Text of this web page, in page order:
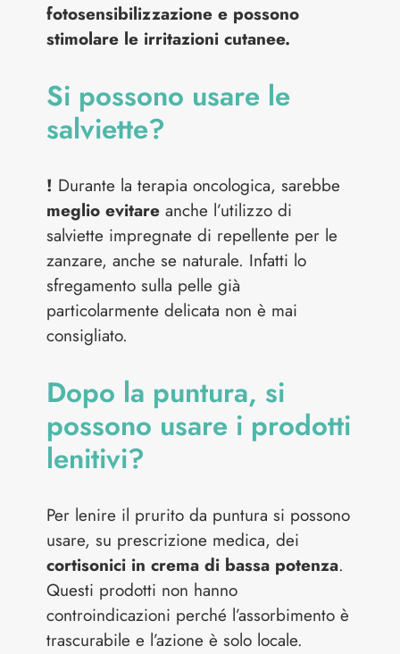
fotosensibilizzazione e possono
stimolare le irritazioni cutanee.
Si possono usare le
salviette?
! Durante la terapia oncologica, sarebbe
meglio evitare anche l’utilizzo di
salviette impregnate di repellente per le
zanzare, anche se naturale. Infatti lo
sfregamento sulla pelle già
particolarmente delicata non è mai
consigliato.
Dopo la puntura, si
possono usare i prodotti
lenitivi?
Per lenire il prurito da puntura si possono
usare, su prescrizione medica, dei
cortisonici in crema di bassa potenza.
Questi prodotti non hanno
controindicazioni perché l’assorbimento è
trascurabile e l’azione è solo locale.